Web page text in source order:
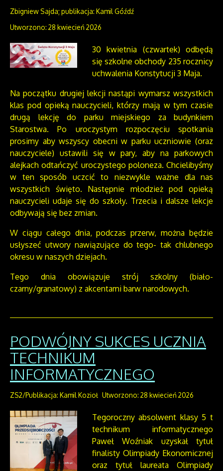
Zbigniew Sajda; publikacja: Kamil Góźdź
Utworzono: 28 kwiecień 2026
30 kwietnia (czwartek) odbędą
się szkolne obchody 235 rocznicy
uchwalenia Konstytucji 3 Maja.
Na początku drugiej lekcji nastąpi wymarsz wszystkich
klas pod opieką nauczycieli, którzy mają w tym czasie
drugą lekcję do parku miejskiego za budynkiem
Starostwa. Po uroczystym rozpoczęciu spotkania
prosimy aby wszyscy obecni w parku uczniowie (oraz
nauczyciele) ustawili się w pary, aby na parkowych
alejkach odtańczyć uroczystego poloneza. Chcielibyśmy
w ten sposób uczcić to niezwykle ważne dla nas
wszystkich święto. Następnie młodzież pod opieką
nauczycieli udaje się do szkoły. Trzecia i dalsze lekcje
odbywają się bez zmian.
W ciągu całego dnia, podczas przerw, można będzie
usłyszeć utwory nawiązujące do tego- tak chlubnego
okresu w naszych dziejach.
Tego dnia obowiązuje strój szkolny (biało-
czarny/granatowy) z akcentami barw narodowych.
PODWÓJNY SUKCES UCZNIA
TECHNIKUM
INFORMATYCZNEGO
ZS2/Publikacja: Kamil Kozioł Utworzono: 28 kwiecień 2026
Tegoroczny absolwent klasy 5 t
technikum informatycznego
Paweł Woźniak uzyskał tytuł
finalisty Olimpiady Ekonomicznej
oraz tytuł laureata Olimpiady